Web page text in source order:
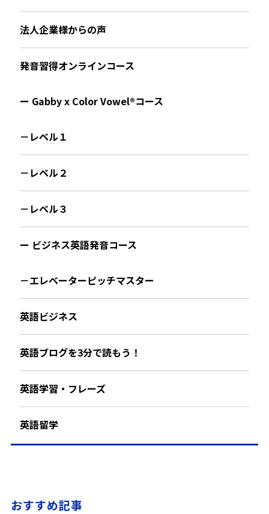
法人企業様からの声
発音習得オンラインコース
ー Gabby x Color Vowel®︎コース
－レベル１
－レベル２
－レベル３
ー ビジネス英語発音コース
－エレベーターピッチマスター
英語ビジネス
英語ブログを3分で読もう！
英語学習・フレーズ
英語留学
おすすめ記事